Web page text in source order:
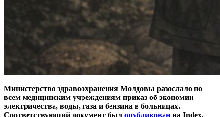
Министерство здравоохранения Молдовы разослало по
всем медицинским учреждениям приказ об экономии
электричества, воды, газа и бензина в больницах.
Соответствующий документ был опубликован на Index.